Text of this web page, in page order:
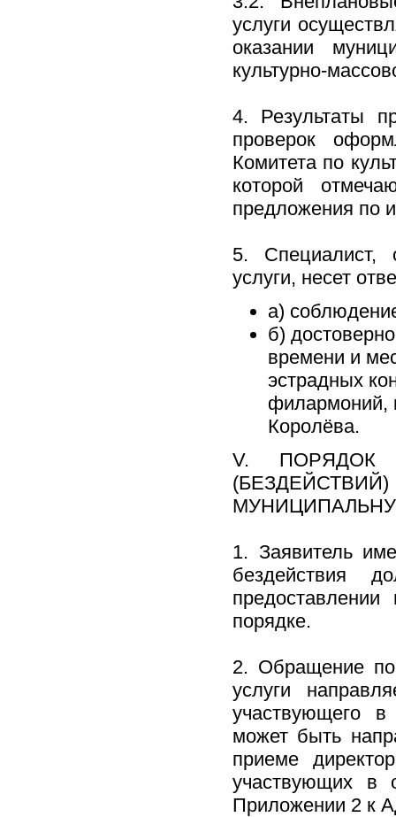
услуги
оказании
культурно-
4. Результаты
проверок
Комитета по
которой
предложения по
5. Специалист,
услуги, несет
а)
б)
времени и
эстрадных
филармоний,
Королёва.
V. ПОРЯДОК
1. Заявитель
бездействия
порядке.
2. Обращение по
услуги
участвующего
может быть
приеме
участвующих в
Приложении 2 к